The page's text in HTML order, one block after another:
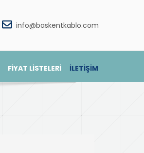
info@baskentkablo.com
FİYAT LİSTELERİ İLETİŞİM